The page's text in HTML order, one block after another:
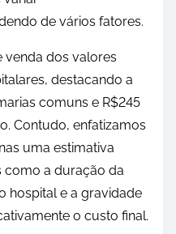
de vários fatores.
venda dos valores
destacando a
comuns e R$245
Contudo, enfatizamos
uma estimativa
como a duração da
hospital e a gravidade
o custo final.